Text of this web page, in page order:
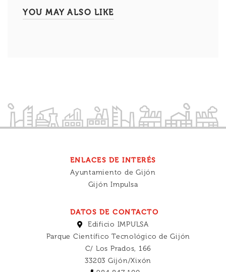
YOU MAY ALSO LIKE
ENLACES DE INTERÉS
Ayuntamiento de Gijón
Gijón Impulsa
DATOS DE CONTACTO
Edificio IMPULSA
Parque Científico Tecnológico de Gijón
C/ Los Prados, 166
33203 Gijón/Xixón